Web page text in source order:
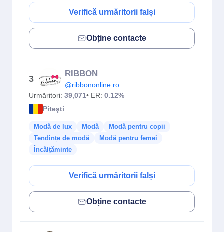
Verifică urmăritorii falși
Obține contacte
3
RIBBON
@ribbononline.ro
Urmăritori: 39,071• ER: 0.12%
Piteşti
Modă de lux Modă
Modă pentru copii
Tendințe de modă
Modă pentru femei
Încălțăminte
Verifică urmăritorii falși
Obține contacte